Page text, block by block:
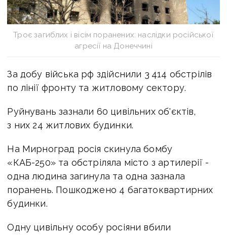
Троє загиблих і вісім поранених: наслідки російської
агресії на Донеччині
За добу війська рф здійснили 3 414 обстрілів
по лінії фронту та житловому сектору.
Руйнувань зазнали 60 цивільних об'єктів,
з них 24 житлових будинки.
На Мирноград росія скинула бомбу
«КАБ-250» та обстріляла місто з артилерії -
одна людина загинула та одна зазнала
поранень. Пошкоджено 4 багатоквартирних
будинки.
Одну цивільну особу росіяни вбили